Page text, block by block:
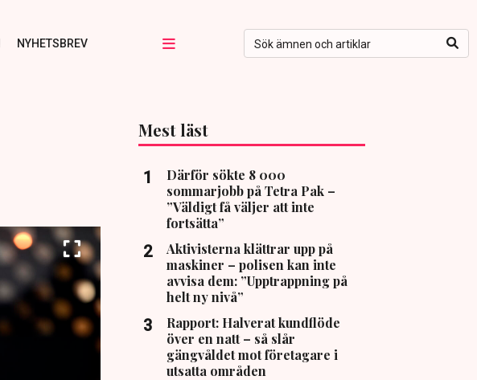
NYHETSBREV
Mest läst
Därför sökte 8 000
sommarjobb på Tetra Pak –
”Väldigt få väljer att inte
fortsätta”
Aktivisterna klättrar upp på
maskiner – polisen kan inte
avvisa dem: ”Upptrappning på
helt ny nivå”
Rapport: Halverat kundflöde
över en natt – så slår
gängvåldet mot företagare i
utsatta områden